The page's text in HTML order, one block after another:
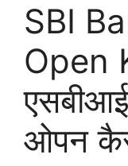
SBI
Open
ओपन